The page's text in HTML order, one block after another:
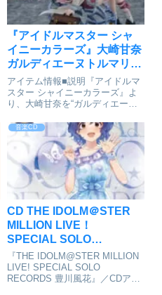
『アイドルマスター シャ
イニーカラーズ』大崎甘奈
ガルディエーヌトルマリン
ver. 1/6 完成品フィギュア
[ユニオンクリエイティブ]
が予約受付中
アイテム情報■説明『アイドルマ
スター シャイニーカラーズ』よ
り、大崎甘奈を“ガルディエーヌ
フィギュア化！にこやかな表情
は、甘奈らしい明るさと元気さを
表現しました。羽にはパールとラ
メで塗装を行い、きらめく高級...
音楽CD
CD THE IDOLM＠STER
MILLION LIVE！
SPECIAL SOLO
RECORDS 豊川風花[バン
ダイナムコミュージックラ
イブ]が予約受付中
『THE IDOLM@STER MILLION
LIVE! SPECIAL SOLO
RECORDS 豊川風花』／CDアー